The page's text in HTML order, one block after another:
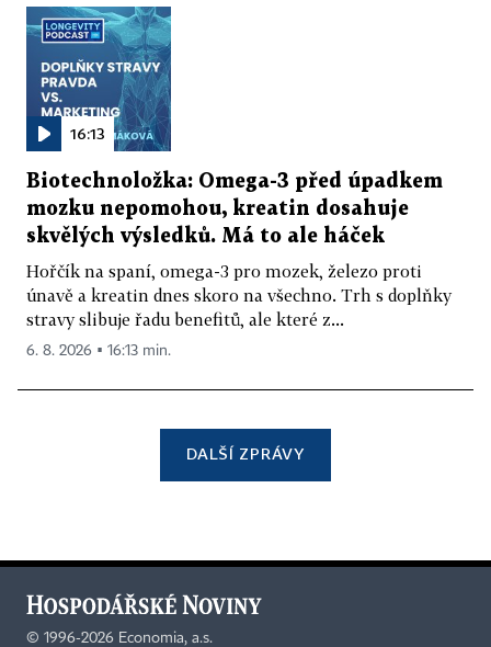
16:13
Biotechnoložka: Omega-3 před úpadkem
mozku nepomohou, kreatin dosahuje
skvělých výsledků. Má to ale háček
Hořčík na spaní, omega-3 pro mozek, železo proti
únavě a kreatin dnes skoro na všechno. Trh s doplňky
stravy slibuje řadu benefitů, ale které z...
6. 8. 2026 ▪ 16:13 min.
DALŠÍ ZPRÁVY
© 1996-2026 Economia, a.s.